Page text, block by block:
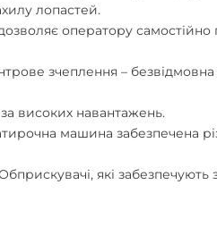
лопастей.
оператору
зчеплення –
високих навантажень.
машина забезпечена
які забезпечують